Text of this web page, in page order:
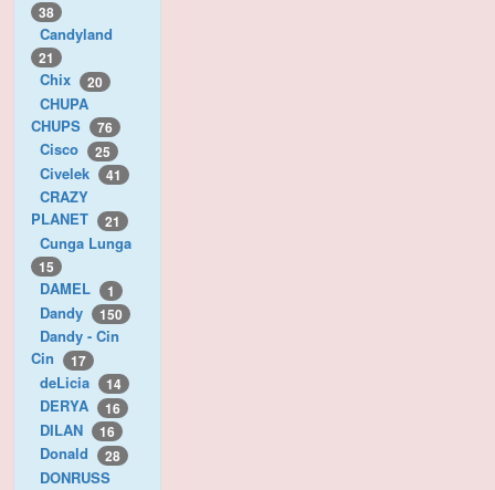
38
Candyland
21
Chix 20
CHUPA
CHUPS
76
Cisco 25
Civelek 41
CRAZY
PLANET
21
Cunga Lunga
15
DAMEL 1
Dandy 150
Dandy - Cin
Cin
17
deLicia 14
DERYA 16
DILAN 16
Donald 28
DONRUSS